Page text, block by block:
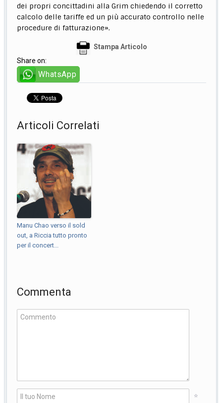
dei propri concittadini alla Grim chiedendo il corretto
calcolo delle tariffe ed un più accurato controllo nelle
procedure di fatturazione».
Stampa Articolo
Share on:
WhatsApp
Articoli Correlati
Manu Chao verso il sold
out, a Riccia tutto pronto
per il concert...
Commenta
*